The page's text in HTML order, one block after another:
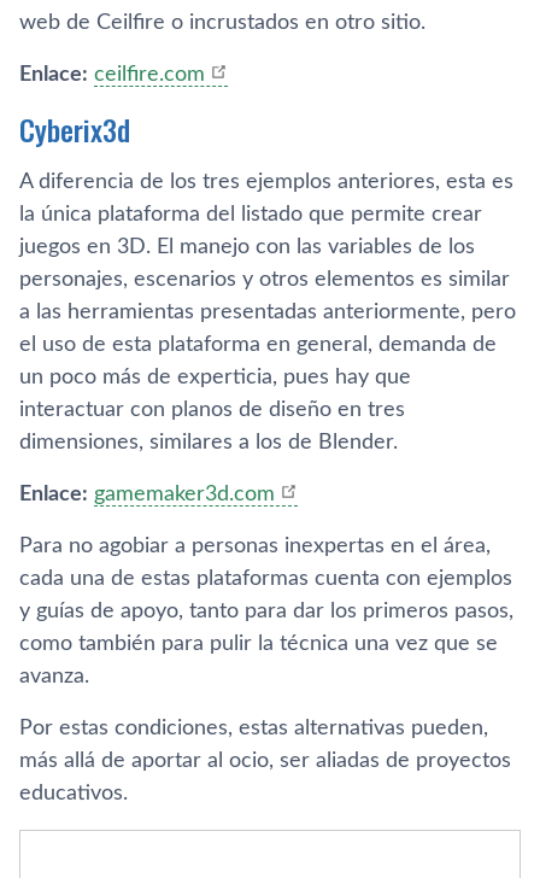
web de Ceilfire o incrustados en otro sitio.
Enlace: ceilfire.com
Cyberix3d
A diferencia de los tres ejemplos anteriores, esta es
la única plataforma del listado que permite crear
juegos en 3D. El manejo con las variables de los
personajes, escenarios y otros elementos es similar
a las herramientas presentadas anteriormente, pero
el uso de esta plataforma en general, demanda de
un poco más de experticia, pues hay que
interactuar con planos de diseño en tres
dimensiones, similares a los de Blender.
Enlace: gamemaker3d.com
Para no agobiar a personas inexpertas en el área,
cada una de estas plataformas cuenta con ejemplos
y guías de apoyo, tanto para dar los primeros pasos,
como también para pulir la técnica una vez que se
avanza.
Por estas condiciones, estas alternativas pueden,
más allá de aportar al ocio, ser aliadas de proyectos
educativos.